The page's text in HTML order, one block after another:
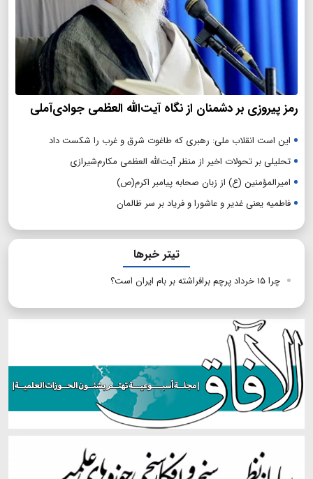
رمز پیروزی بر دشمنان از نگاه آیت‌الله العظمی جوادی‌آملی
این است انقلاب ملی: رهبری که طاغوت شرق و غرب را شکست داد
تحلیلی بر تحولات اخیر از منظر آیت‌الله العظمی مکارم‌شیرازی
امیرالمؤمنین (ع) از زبان صحابه پیامبر اکرم(ص)
فاطمیه یعنی غدیر و عاشورا و فریاد بر سر ظالمان
تیتر خبرها
چرا ۱۵ خرداد پرچم برافراشته بر بام ایران است؟